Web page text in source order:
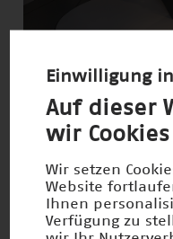
Einwilligung
Auf dieser
wir
Wir setzen
Website
Ihnen
Verfügung zu